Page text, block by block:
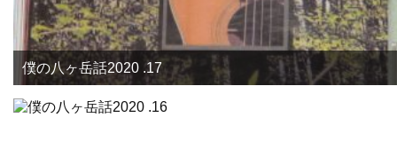
僕の八ヶ岳話2020 .17